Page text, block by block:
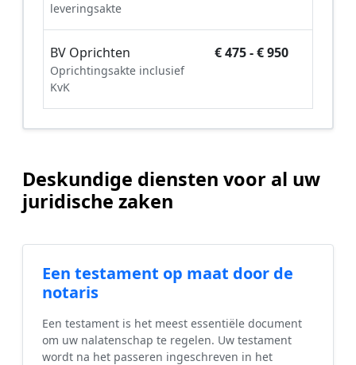
leveringsakte
BV Oprichten
Oprichtingsakte inclusief
KvK
€ 475 - € 950
Deskundige diensten voor al uw
juridische zaken
Een testament op maat door de
notaris
Een testament is het meest essentiële document
om uw nalatenschap te regelen. Uw testament
wordt na het passeren ingeschreven in het